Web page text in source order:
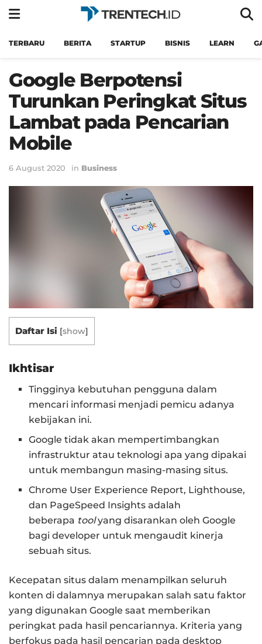
TERBARU BERITA STARTUP BISNIS LEARN
Google Berpotensi
Turunkan Peringkat Situs
Lambat pada Pencarian
Mobile
6 August 2020 in Business
Daftar Isi [show]
Ikhtisar
Tingginya kebutuhan pengguna dalam
mencari informasi menjadi pemicu adanya
kebijakan ini.
Google tidak akan mempertimbangkan
infrastruktur atau teknologi apa yang dipakai
untuk membangun masing-masing situs.
Chrome User Experience Report, Lighthouse,
dan PageSpeed Insights adalah
beberapa toolyang disarankan oleh Google
bagi developer untuk mengaudit kinerja
sebuah situs.
Kecepatan situs dalam menampilkan seluruh
konten di dalamnya merupakan salah satu faktor
yang digunakan Google saat memberikan
peringkat pada hasil pencariannya. Kriteria yang
berfokus pada hasil pencarian pada desktop